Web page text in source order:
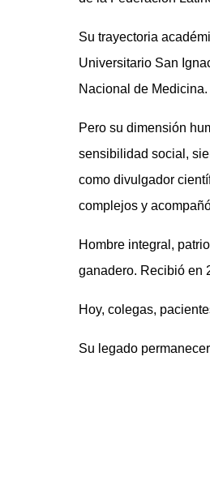
Su trayectoria
Universitario San
Nacional de Medicina.
Pero su dimensión
sensibilidad social,
como divulgador
complejos y
Hombre integral,
ganadero. Recibió en
Hoy, colegas,
Su legado